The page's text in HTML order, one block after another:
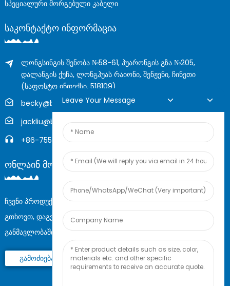
სპეციალური მორგებული კაბელი
Საკონტაქტო Ინფორმაცია
ლონგსინგის შენობა №58-61, ჰუარონგის გზა №205,
დალანგის ქუჩა, ლონგჰუას რაიონი, შენჟენი, ჩინეთი
(საფოსტო ინდექსი, 518109)
becky@boyingcable.com
jackliu@boyingcable.com
+86-755-21014277
Ონლაინ Მოთხოვნა
ჩვენი პროდუქციის ან ფასების სიის შესახებ შეკითხვებისთვის,
გთხოვთ, დაგვიტოვოთ თქვენი ელ.ფოსტა და ჩვენ 24 საათის
განმავლობაში დაგიკავშირდებით.
Გამოძიება Ახლა
Leave Your Message